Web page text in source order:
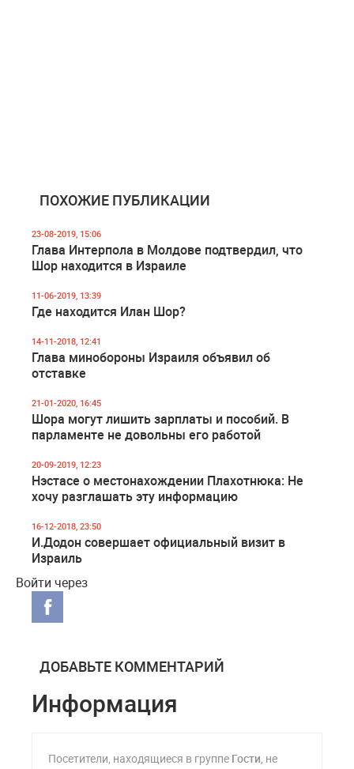
ПОХОЖИЕ ПУБЛИКАЦИИ
23-08-2019, 15:06
Глава Интерпола в Молдове подтвердил, что
Шор находится в Израиле
11-06-2019, 13:39
Где находится Илан Шор?
14-11-2018, 12:41
Глава минобороны Израиля объявил об
отставке
21-01-2020, 16:45
Шора могут лишить зарплаты и пособий. В
парламенте не довольны его работой
20-09-2019, 12:23
Нэстасе о местонахождении Плахотнюка: Не
хочу разглашать эту информацию
16-12-2018, 23:50
И.Додон совершает официальный визит в
Израиль
Войти через
ДОБАВЬТЕ КОММЕНТАРИЙ
Информация
Посетители, находящиеся в группе Гости, не